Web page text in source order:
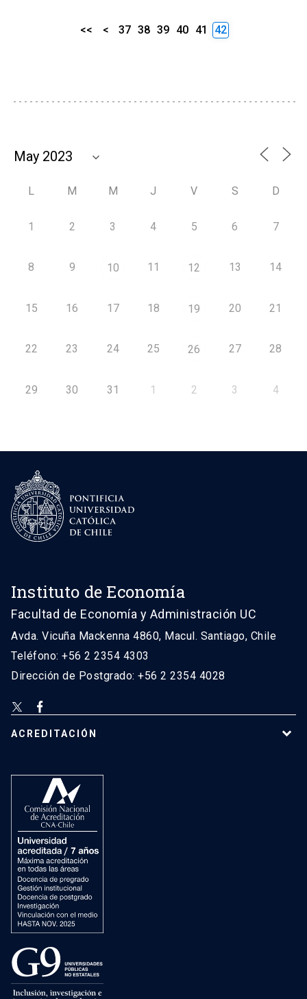
<< < 37 38 39 40 41 42
L M M J V S D
1 2 3 4 5 6 7
8 9 10 11 12 13 14
15 16 17 18 19 20 21
22 23 24 25 26 27 28
29 30 31 1 2 3 4
Instituto de Economía
Facultad de Economía y Administración UC
Avda. Vicuña Mackenna 4860, Macul. Santiago, Chile
Teléfono: +56 2 2354 4303
Dirección de Postgrado: +56 2 2354 4028
ACREDITACIÓN